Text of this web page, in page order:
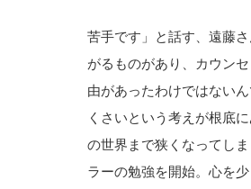
苦手です」と話す、遠藤
がるものがあり、カウン
由があったわけではない
くさいという考えが根底
の世界まで狭くなってし
ラーの勉強を開始。心を